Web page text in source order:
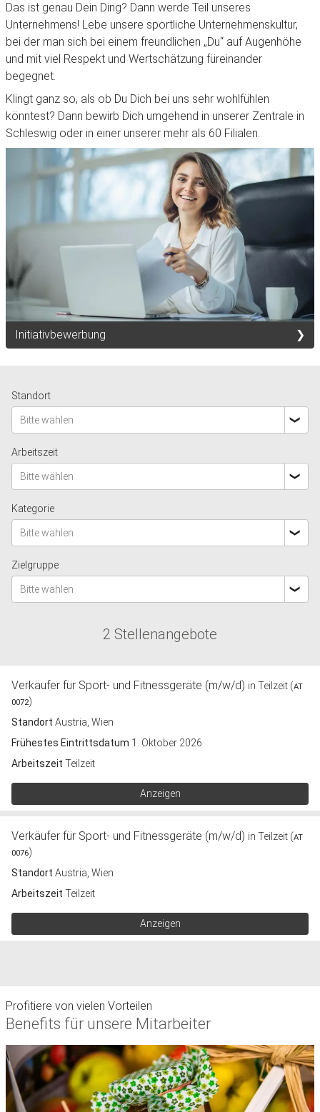
Das ist genau Dein Ding? Dann werde Teil unseres
Unternehmens! Lebe unsere sportliche Unternehmenskultur,
bei der man sich bei einem freundlichen „Du“ auf Augenhöhe
und mit viel Respekt und Wertschätzung füreinander
begegnet.
Klingt ganz so, als ob Du Dich bei uns sehr wohlfühlen
könntest? Dann bewirb Dich umgehend in unserer Zentrale in
Schleswig oder in einer unserer mehr als 60 Filialen.
Initiativbewerbung
Standort
Bitte wählen
Arbeitszeit
Bitte wählen
Kategorie
Bitte wählen
Zielgruppe
Bitte wählen
2 Stellenangebote
Verkäufer für Sport- und Fitnessgeräte (m/w/d) in Teilzeit (AT
0072)
Standort Austria, Wien
Frühestes Eintrittsdatum 1. Oktober 2026
Arbeitszeit Teilzeit
Anzeigen
Verkäufer für Sport- und Fitnessgeräte (m/w/d) in Teilzeit (AT
0076)
Standort Austria, Wien
Arbeitszeit Teilzeit
Anzeigen
Profitiere von vielen Vorteilen
Benefits für unsere Mitarbeiter